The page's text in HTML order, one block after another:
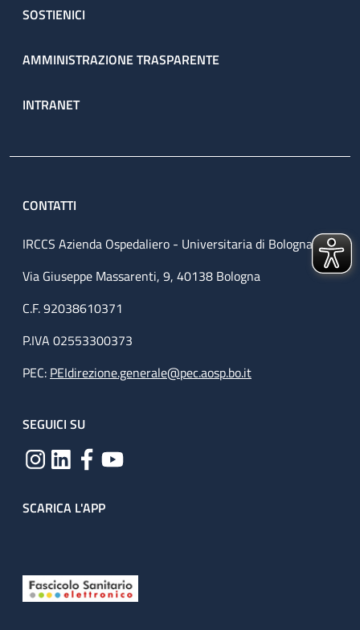
SOSTIENICI
AMMINISTRAZIONE TRASPARENTE
INTRANET
CONTATTI
IRCCS Azienda Ospedaliero - Universitaria di Bologna
Via Giuseppe Massarenti, 9, 40138 Bologna
C.F. 92038610371
P.IVA 02553300373
PEC: PEIdirezione.generale@pec.aosp.bo.it
SEGUICI SU
SCARICA L'APP